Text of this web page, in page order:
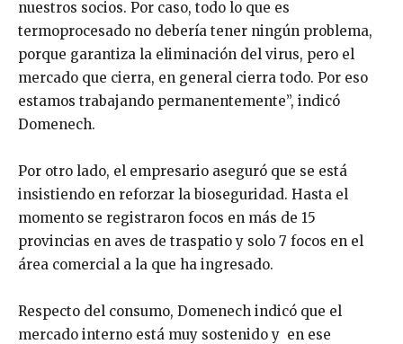
nuestros socios. Por caso, todo lo que es
termoprocesado no debería tener ningún problema,
porque garantiza la eliminación del virus, pero el
mercado que cierra, en general cierra todo. Por eso
estamos trabajando permanentemente”, indicó
Domenech.
Por otro lado, el empresario aseguró que se está
insistiendo en reforzar la bioseguridad. Hasta el
momento se registraron focos en más de 15
provincias en aves de traspatio y solo 7 focos en el
área comercial a la que ha ingresado.
Respecto del consumo, Domenech indicó que el
mercado interno está muy sostenido y en ese